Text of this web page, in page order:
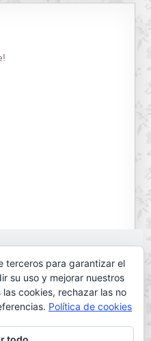
terceros para garantizar el
su uso y mejorar nuestros
cookies, rechazar las no
Política de cookies